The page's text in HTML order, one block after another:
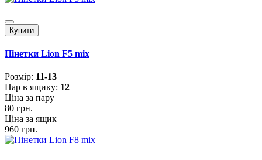
Купити
Пінетки Lion F5 mix
Розмiр: 11-13
Пар в ящику: 12
Ціна за пару
80 грн.
Ціна за ящик
960 грн.